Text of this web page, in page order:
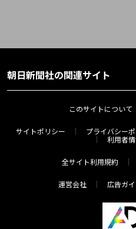
朝日新聞社の関連サイト
このサイトについて
サイトポリシー プライバシー
利用者
全サイト利用規約
運営会社 広告ガ